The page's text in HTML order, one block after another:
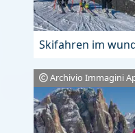
Skifahren im
Archivio Immagini